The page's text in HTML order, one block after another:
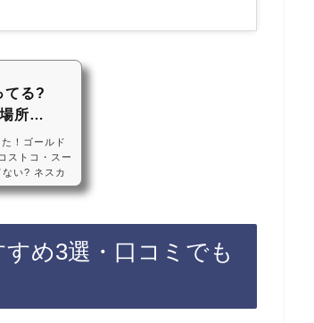
てる?
場所…
！ゴールド
ストコ・スー
い? ネスカ
キホーテや
リュブル コ
め3選・口コミでも